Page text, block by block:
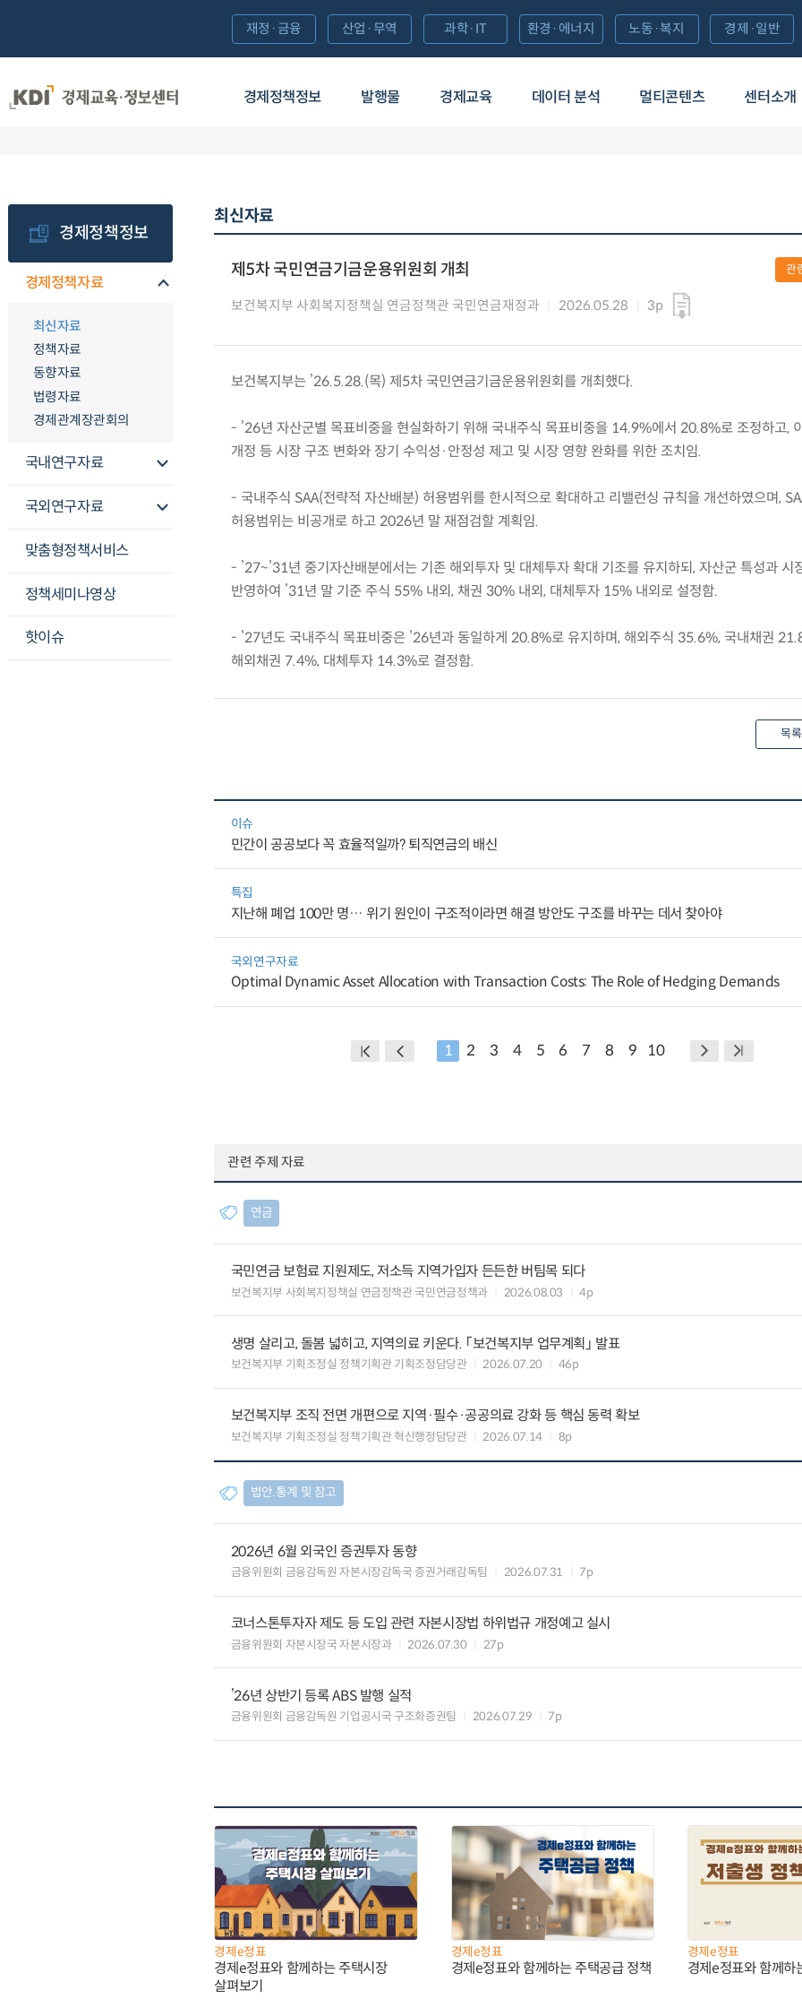
경제정책정보 발행물 경제교육 데이터 분석 멀티콘텐츠 센터소개
재정·금융 산업·무역 과학·IT 환경·에너지 노동·복지 경제·일반
경제정책정보
경제정책자료
최신자료
정책자료
동향자료
법령자료
경제관계장관회의
국내연구자료
국외연구자료
맞춤형정책서비스
정책세미나영상
핫이슈
최신자료
제5차 국민연금기금운용위원회 개최
보건복지부 사회복지정책실 연금정책관 국민연금재정과 2026.05.28 3p
관
보건복지부는 ’26.5.28.(목) 제5차 국민연금기금운용위원회를 개최했다.
- ’26년 자산군별 목표비중을 현실화하기 위해 국내주식 목표비중을 14.9%에서 20.8%로 조정하고,
개정 등 시장 구조 변화와 장기 수익성·안정성 제고 및 시장 영향 완화를 위한 조치임.
- 국내주식 SAA(전략적 자산배분) 허용범위를 한시적으로 확대하고 리밸런싱 규칙을 개선하였으며,
허용범위는 비공개로 하고 2026년 말 재점검할 계획임.
- ’27~’31년 중기자산배분에서는 기존 해외투자 및 대체투자 확대 기조를 유지하되, 자산군 특성과 시
반영하여 ’31년 말 기준 주식 55% 내외, 채권 30% 내외, 대체투자 15% 내외로 설정함.
- ’27년도 국내주식 목표비중은 ’26년과 동일하게 20.8%로 유지하며, 해외주식 35.6%, 국내채권
해외채권 7.4%, 대체투자 14.3%로 결정함.
목록
이슈
민간이 공공보다 꼭 효율적일까? 퇴직연금의 배신
특집
지난해 폐업 100만 명… 위기 원인이 구조적이라면 해결 방안도 구조를 바꾸는 데서 찾아야
국외연구자료
Optimal Dynamic Asset Allocation with Transaction Costs: The Role of Hedging Demands
1 2 3 4 5 6 7 8 9 10
관련 주제 자료
연금
국민연금 보험료 지원제도, 저소득 지역가입자 든든한 버팀목 되다
보건복지부 사회복지정책실 연금정책관 국민연금정책과 2026.08.03 4p
생명 살리고, 돌봄 넓히고, 지역의료 키운다. 「보건복지부 업무계획」 발표
보건복지부 기획조정실 정책기획관 기획조정담당관 2026.07.20 46p
보건복지부 조직 전면 개편으로 지역·필수·공공의료 강화 등 핵심 동력 확보
보건복지부 기획조정실 정책기획관 혁신행정담당관 2026.07.14 8p
법안.통계 및 참고
2026년 6월 외국인 증권투자 동향
금융위원회 금융감독원 자본시장감독국 증권거래감독팀 2026.07.31 7p
코너스톤투자자 제도 등 도입 관련 자본시장법 하위법규 개정예고 실시
금융위원회 자본시장국 자본시장과 2026.07.30 27p
’26년 상반기 등록 ABS 발행 실적
금융위원회 금융감독원 기업공시국 구조화증권팀 2026.07.29 7p
경제e정표
경제e정표와 함께하는 주택시장
살펴보기
경제e정표
경제e정표와 함께하는 주택공급 정책
경제e정표
경제e정표와 함께하